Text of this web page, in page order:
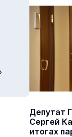
Депутат
Сергей
итогах